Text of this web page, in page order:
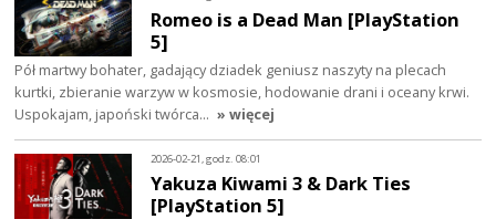
Romeo is a Dead Man [PlayStation
5]
Pół martwy bohater, gadający dziadek geniusz naszyty na plecach
kurtki, zbieranie warzyw w kosmosie, hodowanie drani i oceany krwi.
Uspokajam, japoński twórca… » więcej
2026-02-21, godz. 08:01
Yakuza Kiwami 3 & Dark Ties
[PlayStation 5]